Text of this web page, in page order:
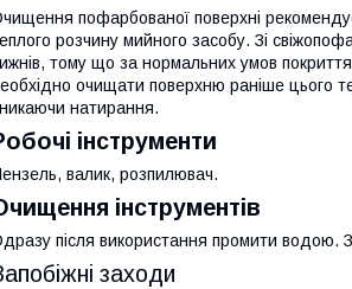
пофарбованої поверхні
розчину мийного засобу. Зі
тому що за нормальних умов
очищати поверхню раніше цього
натирання.
інструменти
валик, розпилювач.
інструментів
після використання промити водою.
заходи